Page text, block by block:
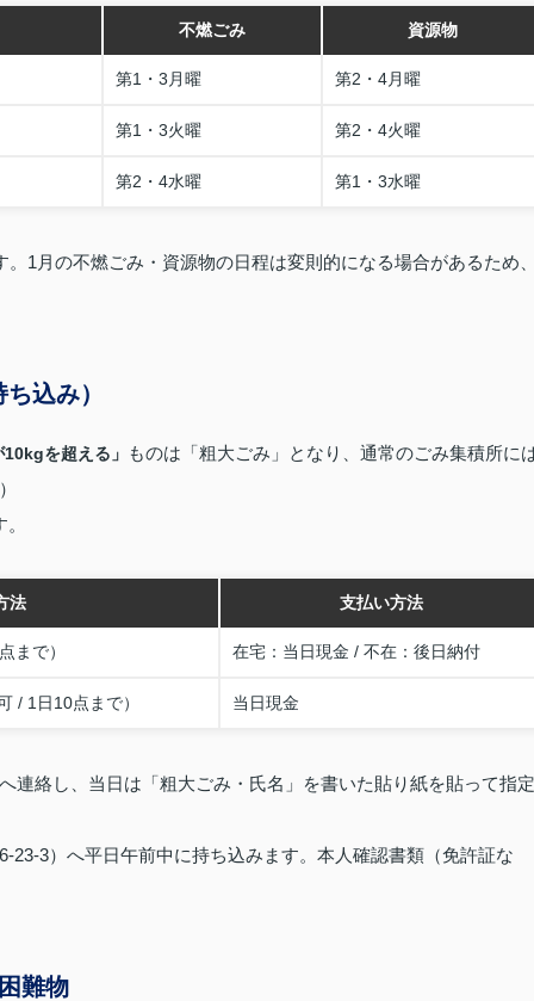
不燃ごみ 資源物
第1・3月曜 第2・4月曜
第1・3火曜 第2・4火曜
第2・4水曜 第1・3水曜
1月の不燃ごみ・資源物の日程は変則的になる場合があるため
込み）
を超える」
ものは「粗大ごみ」となり、通常のごみ集積所に
法 支払い方法
まで） 在宅：当日現金 / 不在：後日納付
/ 1日10点まで） 当日現金
連絡し、当日は「粗大ごみ・氏名」を書いた貼り紙を貼って指定
）へ平日午前中に持ち込みます。本人確認書類（免許証な
難物